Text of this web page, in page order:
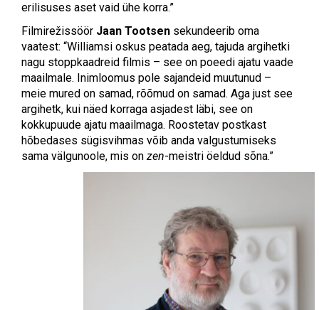
erilisuses aset vaid ühe korra.”
Filmirežissöör Jaan Tootsen sekundeerib oma
vaatest: “Williamsi oskus peatada aeg, tajuda argihetki
nagu stoppkaadreid filmis – see on poeedi ajatu vaade
maailmale. Inimloomus pole sajandeid muutunud –
meie mured on samad, rõõmud on samad. Aga just see
argihetk, kui näed korraga asjadest läbi, see on
kokkupuude ajatu maailmaga. Roostetav postkast
hõbedases sügisvihmas võib anda valgustumiseks
sama välgunoole, mis on zen-meistri öeldud sõna.”